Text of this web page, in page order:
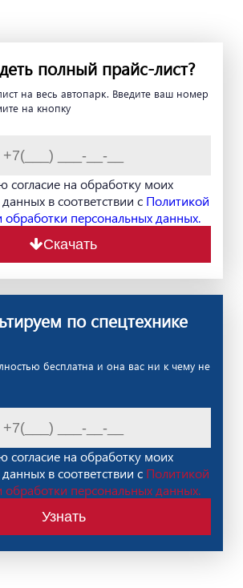
полный прайс-лист?
на весь автопарк. Введите ваш номер
на кнопку
согласие на обработку моих
в соответствии с Политикой
персональных данных.
Скачать
по спецтехнике
бесплатна и она вас ни к чему не
согласие на обработку моих
в соответствии с Политикой
персональных данных.
Узнать